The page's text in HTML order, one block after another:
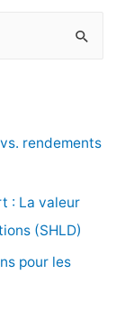
rendements
: La valeur
(SHLD)
pour les